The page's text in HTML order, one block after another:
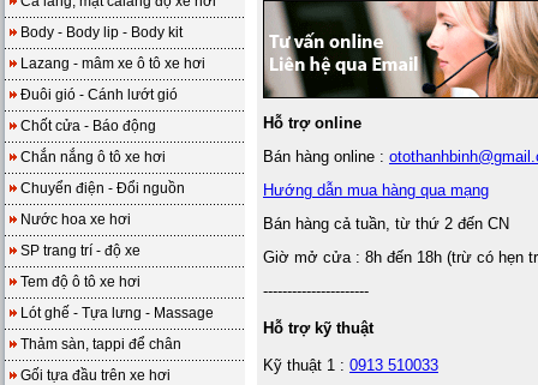
Body - Body lip - Body kit
Lazang - mâm xe ô tô xe hơi
Đuôi gió - Cánh lướt gió
Chốt cửa - Báo động
Chắn nắng ô tô xe hơi
Chuyển điện - Đổi nguồn
Nước hoa xe hơi
SP trang trí - độ xe
Tem độ ô tô xe hơi
Lót ghế - Tựa lưng - Massage
Thảm sàn, tappi để chân
Gối tựa đầu trên xe hơi
Hỗ trợ online
Bán hàng online :
Hướng dẫn mua hàng qua mạng
Bán hàng cả tuần, từ thứ 2 đến CN
Giờ mở cửa : 8h đến 18h (trừ có hẹn
----------------------
Hỗ trợ kỹ thuật
Kỹ thuật 1 : 0913 510033